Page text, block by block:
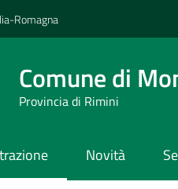
Romagna
Comune di
Provincia di Rimini
Novità